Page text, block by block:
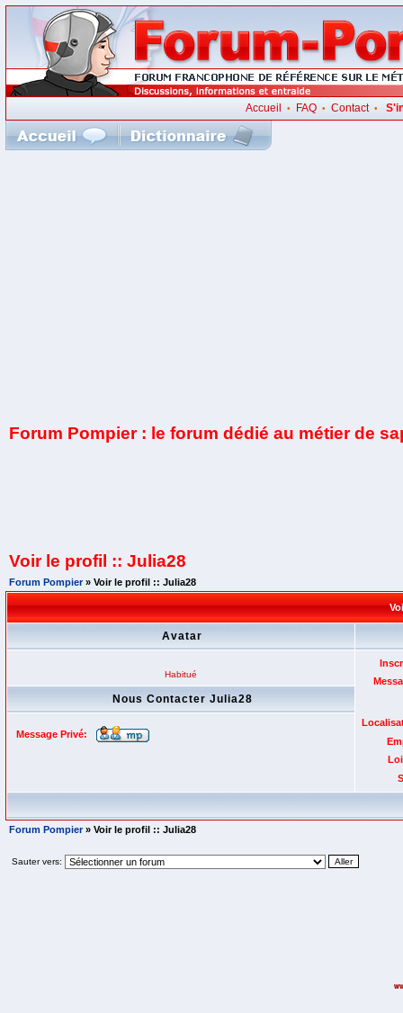
Accueil • FAQ •Contact•
Forum Pompier : le forum dédié au métier de
Voir le profil :: Julia28
Forum Pompier» Voir le profil :: Julia28
Avatar
Habitué
Nous Contacter Julia28
Message Privé:
Forum Pompier» Voir le profil :: Julia28
Sauter vers: